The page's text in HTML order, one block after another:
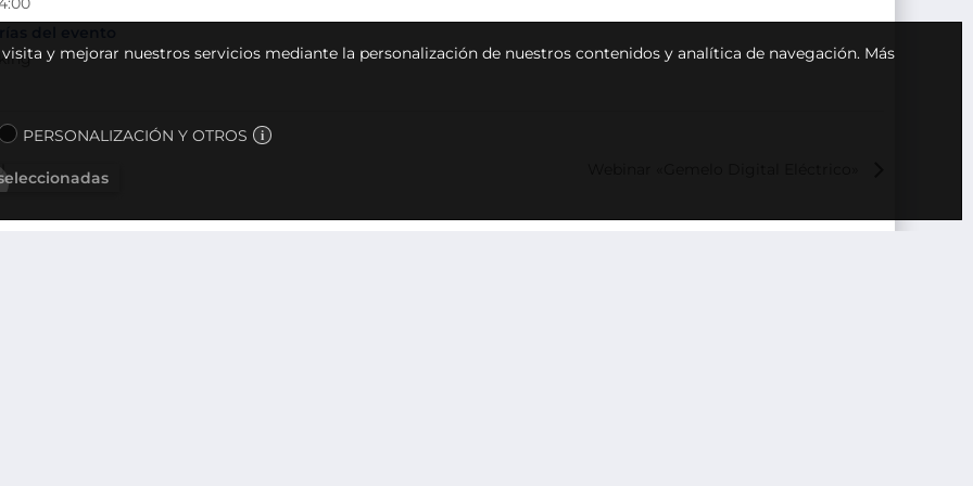
y mejorar nuestros servicios mediante la personalización de nuestros contenidos y analítica de navegación. Más
PERSONALIZACIÓN Y OTROS